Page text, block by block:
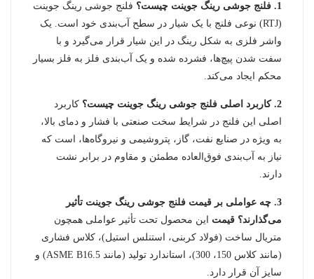
1. فلنج جوشی رینگ جوینت چیست؟
فلنج جوشی رینگ جوینت
(RTJ) نوعی فلنج با یک شیار در سطح آب‌بندی خود است. یک
واشر فلزی به شکل رینگ در این شیار قرار می‌گیرد و با
سفت شدن پیچ‌ها، فشرده شده و یک آب‌بندی فلز به فلز بسیار
محکم ایجاد می‌کند.
2. کاربرد اصلی فلنج جوشی رینگ جوینت چیست؟
کاربرد
اصلی این فلنج در شرایط سخت صنعتی با فشار و دمای بالا،
به ویژه در صنایع نفت، گاز، پتروشیمی و نیروگاه‌ها، است که
نیاز به آب‌بندی فوق‌العاده مطمئن و مقاوم در برابر نشت
دارند.
3. چه عواملی بر قیمت فلنج جوشی رینگ جوینت تأثیر
می‌گذارند؟ قیمت این محصول تحت تأثیر عواملی همچون
متریال ساخت (فولاد کربنی، استنلس استیل)، کلاس فشاری
(مانند کلاس 150، 300)، استاندارد تولید (مانند ASME B16.5) و
سایز آن قرار دارد.